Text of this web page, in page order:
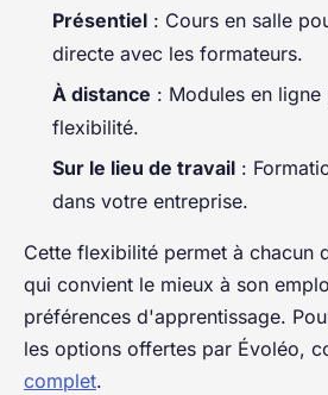
Présentiel : Cours en salle
directe avec les formateurs.
À distance : Modules en
flexibilité.
Sur le lieu de travail :
dans votre entreprise.
Cette flexibilité permet à chacun
qui convient le mieux à son
préférences d'apprentissage.
les options offertes par Évoléo,
complet.